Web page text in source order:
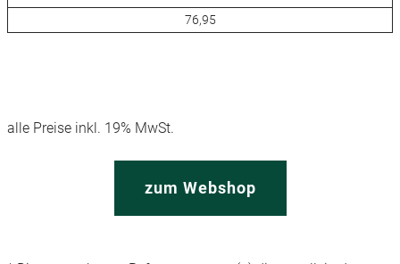
76,95
alle Preise inkl. 19% MwSt.
zum Webshop